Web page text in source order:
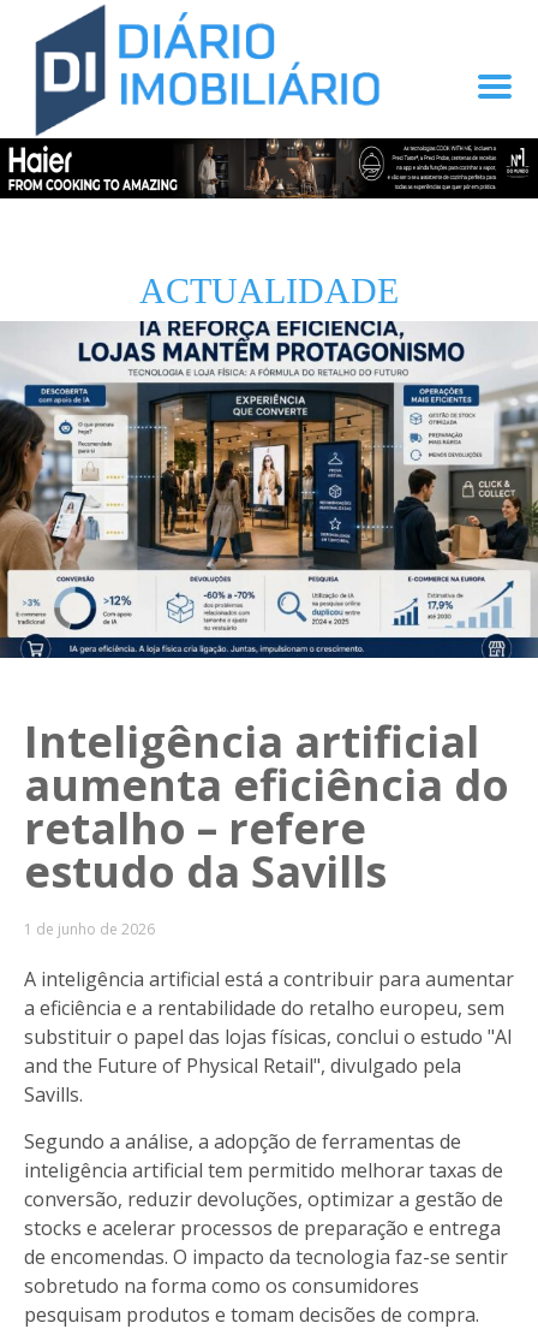
ACTUALIDADE
Inteligência artificial
aumenta eficiência do
retalho – refere
estudo da Savills
1 de junho de 2026
A inteligência artificial está a contribuir para aumentar
a eficiência e a rentabilidade do retalho europeu, sem
substituir o papel das lojas físicas, conclui o estudo "AI
and the Future of Physical Retail", divulgado pela
Savills.
Segundo a análise, a adopção de ferramentas de
inteligência artificial tem permitido melhorar taxas de
conversão, reduzir devoluções, optimizar a gestão de
stocks e acelerar processos de preparação e entrega
de encomendas. O impacto da tecnologia faz-se sentir
sobretudo na forma como os consumidores
pesquisam produtos e tomam decisões de compra.